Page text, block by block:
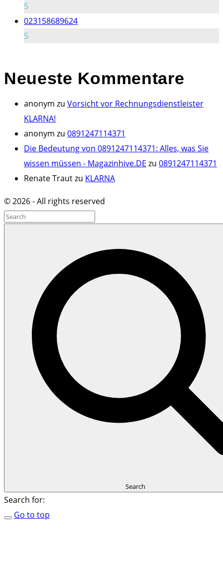
5
023158689624
5
Neueste Kommentare
anonym zu Vorsicht vor Rechnungsdienstleister
KLARNA!
anonym zu 0891247114371
Die Bedeutung von 0891247114371: Alles, was Sie
wissen müssen - Magazinhive.DE zu 0891247114371
Renate Trautzu KLARNA
©2026- All rights reserved
Search
Search for:
Go to top